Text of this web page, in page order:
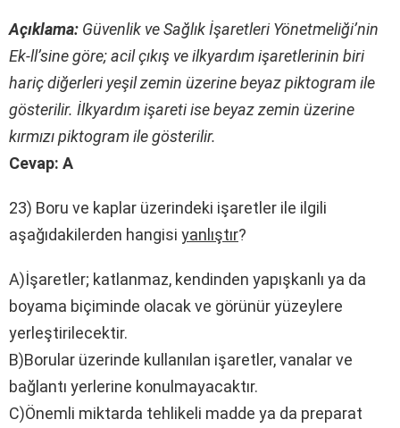
Açıklama: Güvenlik ve Sağlık İşaretleri Yönetmeliği’nin
Ek-ll’sine göre; acil çıkış ve ilkyardım işaretlerinin biri
hariç diğerleri yeşil zemin üzerine beyaz piktogram ile
gösterilir. İlkyardım işareti ise beyaz zemin üzerine
kırmızı piktogram ile gösterilir.
Cevap: A
23) Boru ve kaplar üzerindeki işaretler ile ilgili
aşağıdakilerden hangisi yanlıştır?
A)İşaretler; katlanmaz, kendinden yapışkanlı ya da
boyama biçiminde olacak ve görünür yüzeylere
yerleştirilecektir.
B)Borular üzerinde kullanılan işaretler, vanalar ve
bağlantı yerlerine konulmayacaktır.
C)Önemli miktarda tehlikeli madde ya da preparat